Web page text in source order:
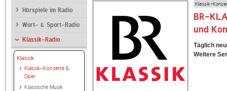
Hörspiele im Radio
Wort- & Sport-Radio
Klassik-Radio
Klassik
Klassik-Konzerte &
Oper
Klassische Musik
Klassik-
BR-
und
Täglich
Weitere